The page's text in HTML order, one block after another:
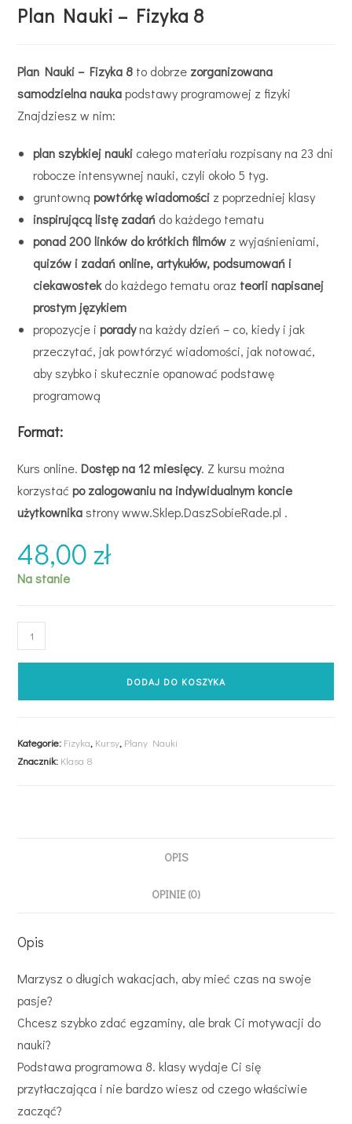
Plan Nauki – Fizyka 8
Plan Nauki – Fizyka 8 to dobrze zorganizowana
samodzielna naukapodstawy programowej z fizyki
Znajdziesz w nim:
plan szybkiej nauki całego materiału rozpisany na 23 dni
robocze intensywnej nauki, czyli około 5 tyg.
gruntownąpowtórkę wiadomości z poprzedniej klasy
inspirującą listę zadań do każdego tematu
ponad 200 linków do krótkich filmów z wyjaśnieniami,
quizów i zadań online, artykułów, podsumowań i
ciekawostekdo każdego tematu oraz teorii napisanej
prostym językiem
propozycje iporadyna każdy dzień – co, kiedy i jak
przeczytać, jak powtórzyć wiadomości, jak notować,
aby szybko i skutecznie opanować podstawę
programową
Format:
Kurs online.Dostęp na 12 miesięcy. Z kursu można
korzystaćpo zalogowaniu na indywidualnym koncie
użytkownikastrony www.Sklep.DaszSobieRade.pl .
48,00 zł
Na stanie
DODAJ DO KOSZYKA
Kategorie: Fizyka, Kursy, Plany Nauki
Znacznik: Klasa 8
OPIS
OPINIE (0)
Opis
Marzysz o długich wakacjach, aby mieć czas na swoje
pasje?
Chcesz szybko zdać egzaminy, ale brak Ci motywacji do
nauki?
Podstawa programowa 8. klasy wydaje Ci się
przytłaczająca i nie bardzo wiesz od czego właściwie
zacząć?